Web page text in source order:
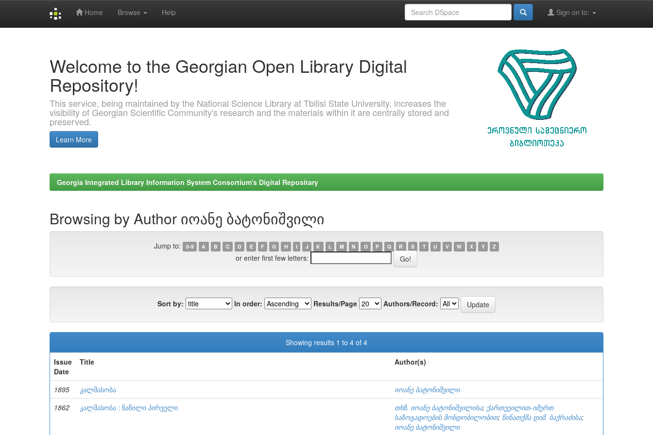
Home Browse Help Sign on to:
Welcome to the Georgian Open Library Digital
Repository!
This service, being maintained by the National Science Library at Tbilisi State University, increases the
visibility of Georgian Scientific Community's research and the materials within it are centrally stored and
preserved.
Learn More
Georgia Integrated Library Information System Consortium's Digital Repositary
Browsing by Author იოანე ბატონიშვილი
Jump to: 0-9 A B C D E F G H I J K L M N O P Q R S T U V W X Y Z
or enter first few letters:
Sort by: In order: Results/Page Authors/Record:
Showing results 1 to 4 of 4
Issue
Date
Title Author(s)
1895 კალმასობა
იოანე ბატონიშვილი
1862
კალმასობა : ნაწილი პირველი თხზ. იოანე ბატონიშვილისა; ქართუეილით-იმერთ
საზოგადოების მონდობილობით; წინათქმა დიმ. ბაქრაძისა;
იოანე ბატონიშვილი